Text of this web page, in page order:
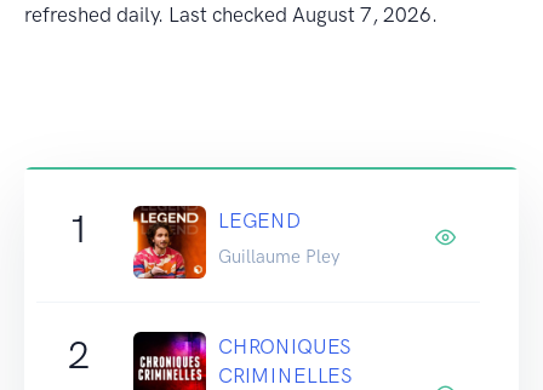
refreshed daily. Last checked August 7, 2026.
1 LEGEND
Guillaume Pley
2
CHRONIQUES
CRIMINELLES